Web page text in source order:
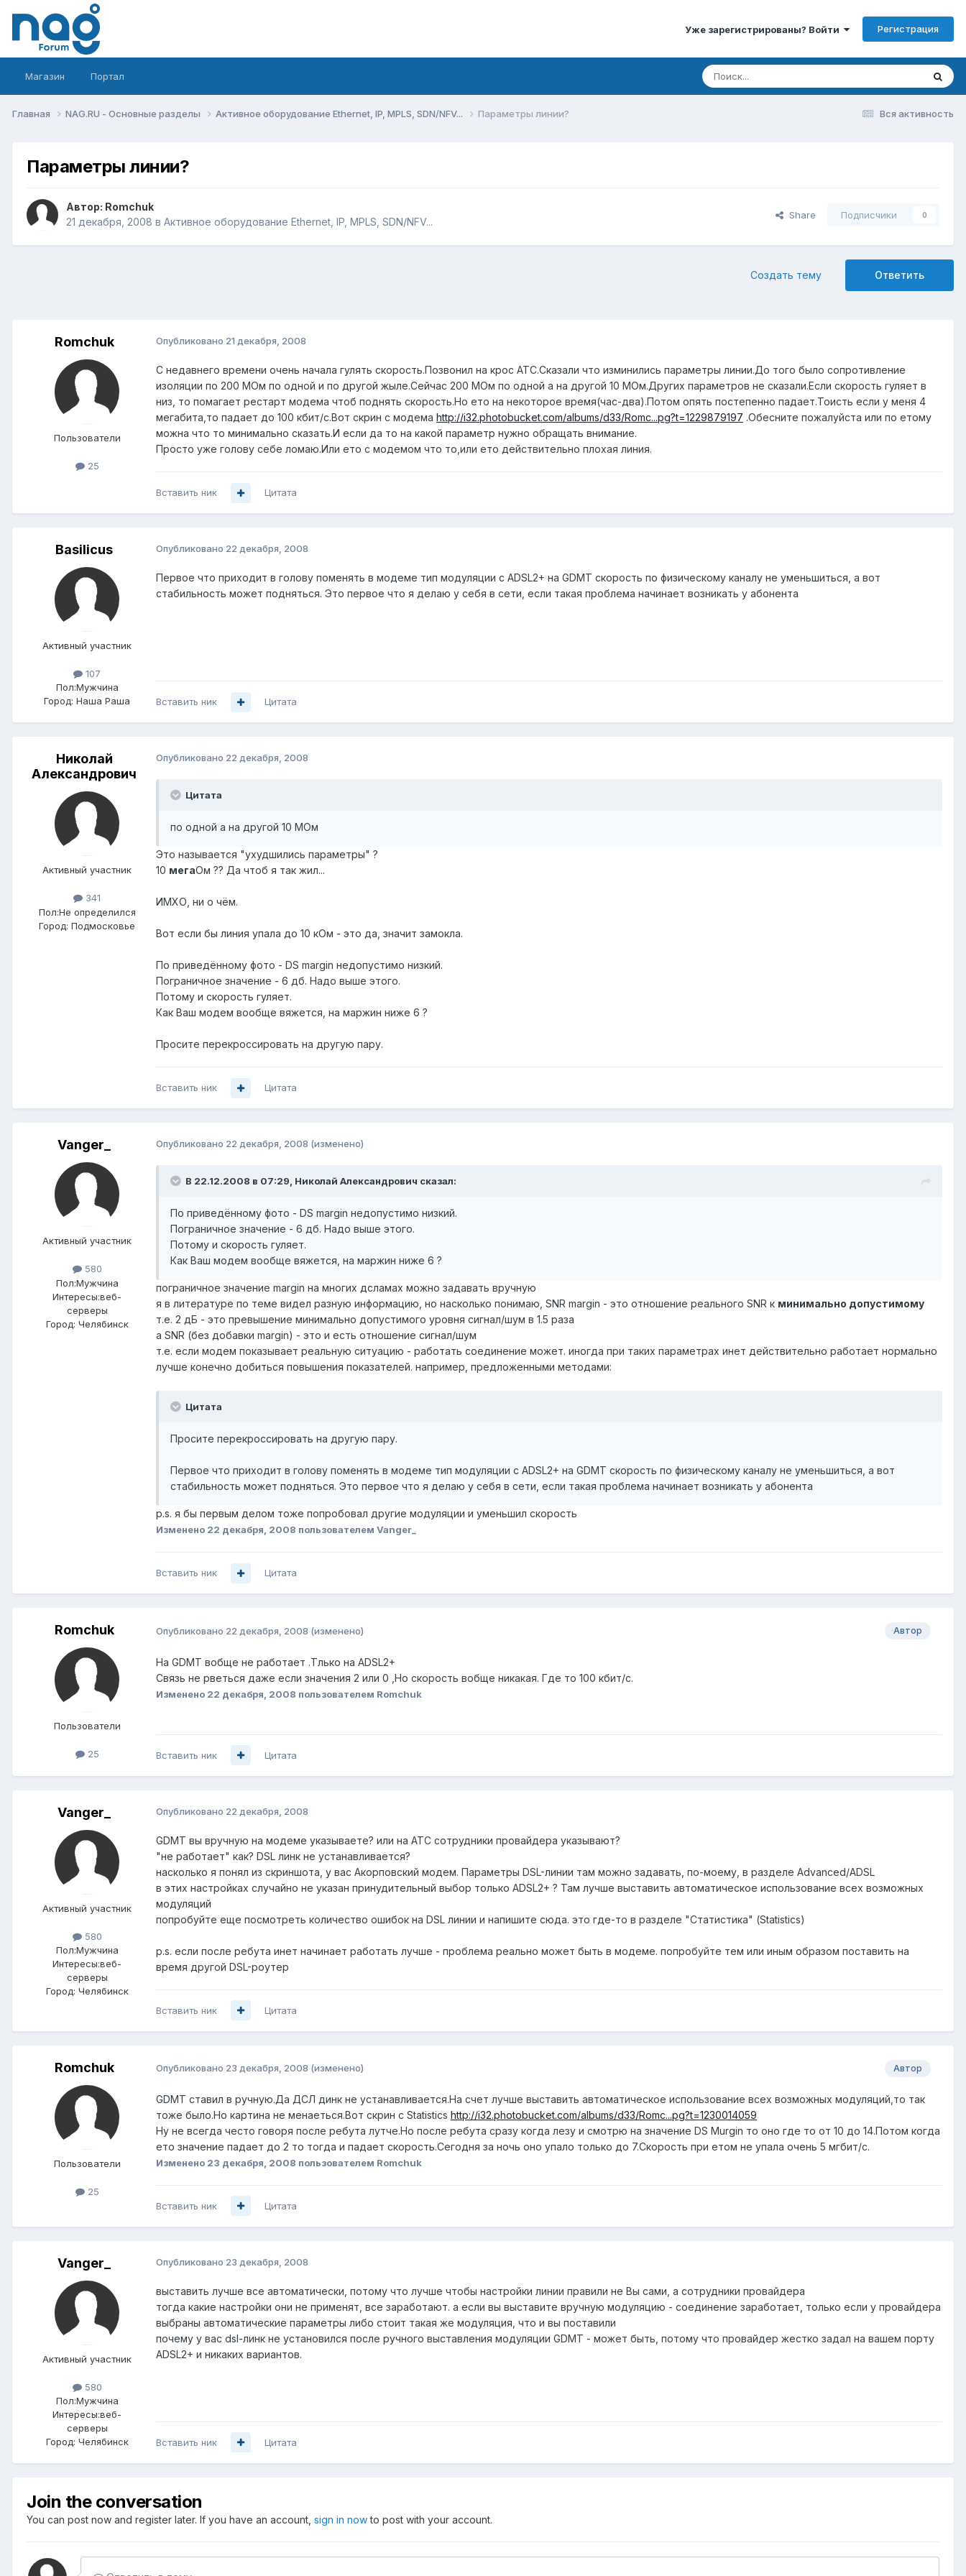
Уже зарегистрированы? Войти Регистрация
Магазин Портал
Вся активность
Главная NAG.RU - Основные разделы Активное оборудование Ethernet, IP, MPLS, SDN/NFV... Параметры линии?
Параметры линии?
Автор: Romchuk
21 декабря, 2008 в Активное оборудование Ethernet, IP, MPLS, SDN/NFV...
Share Подписчики 0
Ответить
Создать тему
Romchuk
Пользователи
25
Опубликовано 21 декабря, 2008
С недавнего времени очень начала гулять скорость.Позвонил на крос АТС.Сказали что изминились параметры линии.До того было сопротивление
изоляции по 200 МОм по одной и по другой жыле.Сейчас 200 МОм по одной а на другой 10 МОм.Других параметров не сказали.Если скорость гуляет в
низ, то помагает рестарт модема чтоб поднять скорость.Но ето на некоторое время(час-два).Потом опять постепенно падает.Тоисть если у меня 4
мегабита,то падает до 100 кбит/с.Вот скрин с модема http://i32.photobucket.com/albums/d33/Romc...pg?t=1229879197 .Обесните пожалуйста или по етому
можна что то минимально сказать.И если да то на какой параметр нужно обращать внимание.
Просто уже голову себе ломаю.Или ето с модемом что то,или ето действительно плохая линия.
Вставить ник Цитата
Basilicus
Активный участник
107
Пол:Мужчина
Город: Наша Раша
Опубликовано 22 декабря, 2008
Первое что приходит в голову поменять в модеме тип модуляции с ADSL2+ на GDMT скорость по физическому каналу не уменьшиться, а вот
стабильность может подняться. Это первое что я делаю у себя в сети, если такая проблема начинает возникать у абонента
Вставить ник Цитата
Николай
Александрович
Активный участник
341
Пол:Не определился
Город: Подмосковье
Опубликовано 22 декабря, 2008
Цитата
по одной а на другой 10 МОм
Это называется "ухудшились параметры" ?
10 мегаОм ?? Да чтоб я так жил...
ИМХО, ни о чём.
Вот если бы линия упала до 10 кОм - это да, значит замокла.
По приведённому фото - DS margin недопустимо низкий.
Пограничное значение - 6 дб. Надо выше этого.
Потому и скорость гуляет.
Как Ваш модем вообще вяжется, на маржин ниже 6 ?
Просите перекроссировать на другую пару.
Вставить ник Цитата
Vanger_
Активный участник
580
Пол:Мужчина
Интересы:веб-
серверы
Город: Челябинск
Опубликовано 22 декабря, 2008 (изменено)
В 22.12.2008 в 07:29, Николай Александрович сказал:
По приведённому фото - DS margin недопустимо низкий.
Пограничное значение - 6 дб. Надо выше этого.
Потому и скорость гуляет.
Как Ваш модем вообще вяжется, на маржин ниже 6 ?
пограничное значение margin на многих дсламах можно задавать вручную
я в литературе по теме видел разную информацию, но насколько понимаю, SNR margin - это отношение реального SNR к минимально допустимому
т.е. 2 дБ - это превышение минимально допустимого уровня сигнал/шум в 1.5 раза
а SNR (без добавки margin) - это и есть отношение сигнал/шум
т.е. если модем показывает реальную ситуацию - работать соединение может. иногда при таких параметрах инет действительно работает нормально
лучше конечно добиться повышения показателей. например, предложенными методами:
Цитата
Просите перекроссировать на другую пару.
Первое что приходит в голову поменять в модеме тип модуляции с ADSL2+ на GDMT скорость по физическому каналу не уменьшиться, а вот
стабильность может подняться. Это первое что я делаю у себя в сети, если такая проблема начинает возникать у абонента
p.s. я бы первым делом тоже попробовал другие модуляции и уменьшил скорость
Изменено 22 декабря, 2008 пользователем Vanger_
Вставить ник Цитата
Romchuk
Пользователи
25
Автор
Опубликовано 22 декабря, 2008 (изменено)
На GDMT вобще не работает .Тлько на ADSL2+
Связь не рветься даже если значения 2 или 0 ,Но скорость вобще никакая. Где то 100 кбит/с.
Изменено 22 декабря, 2008 пользователем Romchuk
Вставить ник Цитата
Vanger_
Активный участник
580
Пол:Мужчина
Интересы:веб-
серверы
Город: Челябинск
Опубликовано 22 декабря, 2008
GDMT вы вручную на модеме указываете? или на АТС сотрудники провайдера указывают?
"не работает" как? DSL линк не устанавливается?
насколько я понял из скриншота, у вас Акорповский модем. Параметры DSL-линии там можно задавать, по-моему, в разделе Advanced/ADSL
в этих настройках случайно не указан принудительный выбор только ADSL2+ ? Там лучше выставить автоматическое использование всех возможных
модуляций
попробуйте еще посмотреть количество ошибок на DSL линии и напишите сюда. это где-то в разделе "Статистика" (Statistics)
p.s. если после ребута инет начинает работать лучше - проблема реально может быть в модеме. попробуйте тем или иным образом поставить на
время другой DSL-роутер
Вставить ник Цитата
Romchuk
Пользователи
25
Автор
Опубликовано 23 декабря, 2008 (изменено)
GDMT ставил в ручную.Да ДСЛ динк не устанавливается.На счет лучше выставить автоматическое использование всех возможных модуляций,то так
тоже было.Но картина не менаеться.Вот скрин с Statistics http://i32.photobucket.com/albums/d33/Romc...pg?t=1230014059
Ну не всегда често говоря после ребута лутче.Но после ребута сразу когда лезу и смотрю на значение DS Murgin то оно где то от 10 до 14.Потом когда
ето значение падает до 2 то тогда и падает скорость.Сегодня за ночь оно упало только до 7.Скорость при етом не упала очень 5 мгбит/с.
Изменено 23 декабря, 2008 пользователем Romchuk
Вставить ник Цитата
Vanger_
Активный участник
580
Пол:Мужчина
Интересы:веб-
серверы
Город: Челябинск
Опубликовано 23 декабря, 2008
выставить лучше все автоматически, потому что лучше чтобы настройки линии правили не Вы сами, а сотрудники провайдера
тогда какие настройки они не применят, все заработают. а если вы выставите вручную модуляцию - соединение заработает, только если у провайдера
выбраны автоматические параметры либо стоит такая же модуляция, что и вы поставили
почему у вас dsl-линк не установился после ручного выставления модуляции GDMT - может быть, потому что провайдер жестко задал на вашем порту
ADSL2+ и никаких вариантов.
Вставить ник Цитата
Join the conversation
You can post now and register later. If you have an account, sign in nowto post with your account.